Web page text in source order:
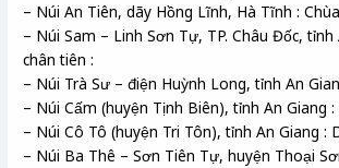
– Núi An Tiên, dãy Hồng Lĩnh, Hà Tĩnh :
– Núi Sam – Linh Sơn Tự, TP. Châu Đốc, tỉnh
chân tiên :
– Núi Trà Sư – điện Huỳnh Long, tỉnh An
– Núi Cấm (huyện Tịnh Biên), tỉnh An Giang
– Núi Cô Tô (huyện Tri Tôn), tỉnh An Giang :
– Núi Ba Thê – Sơn Tiên Tự, huyện Thoại